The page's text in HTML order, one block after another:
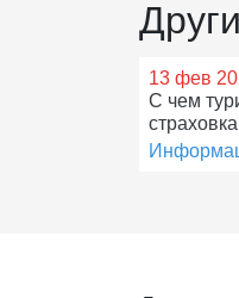
13 фев
С чем